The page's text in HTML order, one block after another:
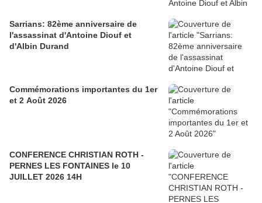
Sarrians: 82ème anniversaire de
l'assassinat d'Antoine Diouf et
d'Albin Durand
Commémorations importantes du 1er
et 2 Août 2026
CONFERENCE CHRISTIAN ROTH -
PERNES LES FONTAINES le 10
JUILLET 2026 14H